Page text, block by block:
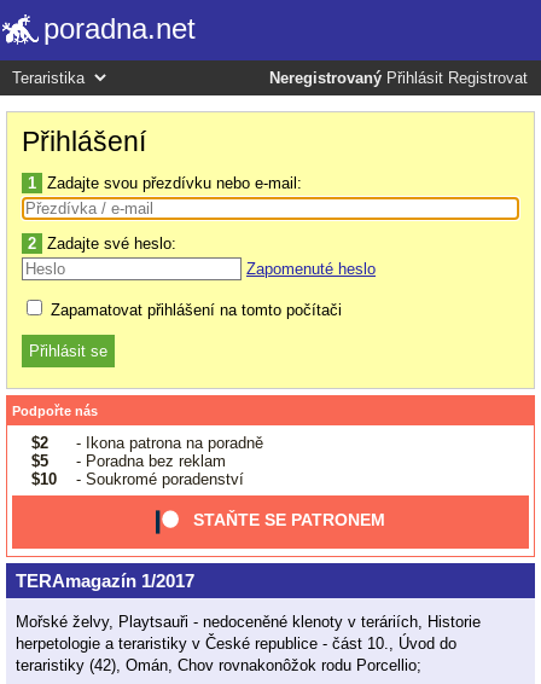
poradna.net
Neregistrovaný Přihlásit Registrovat
Přihlášení
1 Zadajte svou přezdívku nebo e-mail:
2 Zadajte své heslo:
Zapomenuté heslo
Zapamatovat přihlášení na tomto počítači
Podpořte nás
$2
- Ikona patrona na poradně
$5
- Poradna bez reklam
$10
- Soukromé poradenství
STAŇTE SE PATRONEM
TERAmagazín 1/2017
Mořské želvy, Playtsauři - nedoceněné klenoty v teráriích, Historie
herpetologie a teraristiky v České republice - část 10., Úvod do
teraristiky (42), Omán, Chov rovnakonôžok rodu Porcellio;